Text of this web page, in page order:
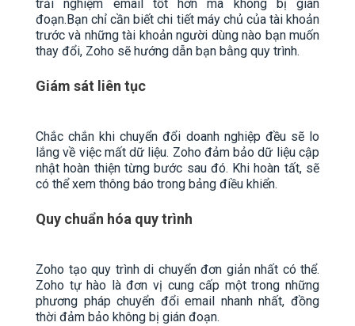
trải nghiệm email tốt hơn mà không bị gián
đoạn.Bạn chỉ cần biết chi tiết máy chủ của tài khoản
trước và những tài khoản người dùng nào bạn muốn
thay đổi, Zoho sẽ hướng dẫn bạn bằng quy trình.
Giám sát liên tục
Chắc chắn khi chuyển đổi doanh nghiệp đều sẽ lo
lắng về việc mất dữ liệu. Zoho đảm bảo dữ liệu cập
nhật hoàn thiện từng bước sau đó. Khi hoàn tất, sẽ
có thể xem thông báo trong bảng điều khiển.
Quy chuẩn hóa quy trình
Zoho tạo quy trình di chuyển đơn giản nhất có thể.
Zoho tự hào là đơn vị cung cấp một trong những
phương pháp chuyển đổi email nhanh nhất, đồng
thời đảm bảo không bị gián đoạn.